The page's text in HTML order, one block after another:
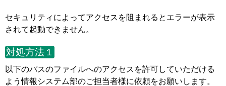
セキュリティによってアクセスを阻まれるとエラーが表示
されて起動できません。
対処方法１
以下のパスのファイルへのアクセスを許可していただける
よう情報システム部のご担当者様に依頼をお願いします。